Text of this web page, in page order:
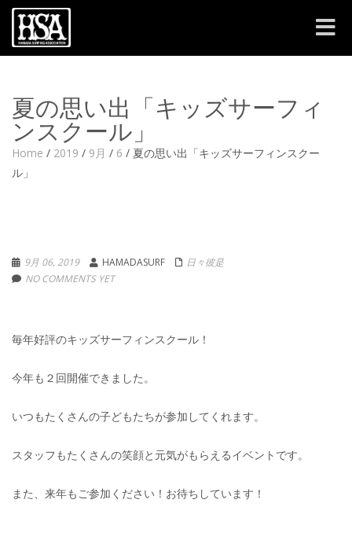
Toggle
夏の思い出「キッズサーフィ
ンスクール」
Home / 2019 / 9月 / 6 / 夏の思い出「キッズサーフィンスクー
ル」
9月 06, 2019 HAMADASURF
日々彼是
NO COMMENTS YET
毎年好評のキッズサーフィンスクール！
今年も２回開催できました。
いつもたくさんの子どもたちが参加してくれます。
スタッフもたくさんの笑顔と元気がもらえるイベントです。
また、来年もご参加ください！お待ちしています！